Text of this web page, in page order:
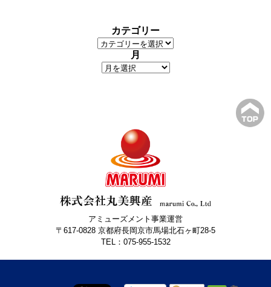
カテゴリー
月
アミューズメント事業運営
〒617-0828 京都府長岡京市馬場北石ヶ町28-5
TEL：075-955-1532